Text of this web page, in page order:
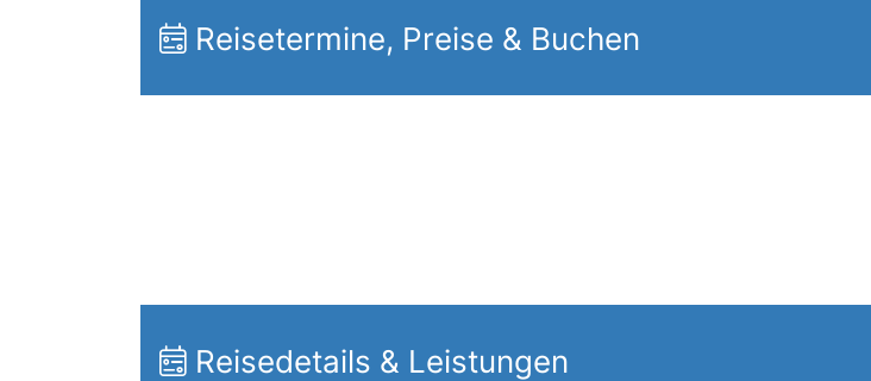
Reisetermine, Preise & Buchen
Reisedetails & Leistungen